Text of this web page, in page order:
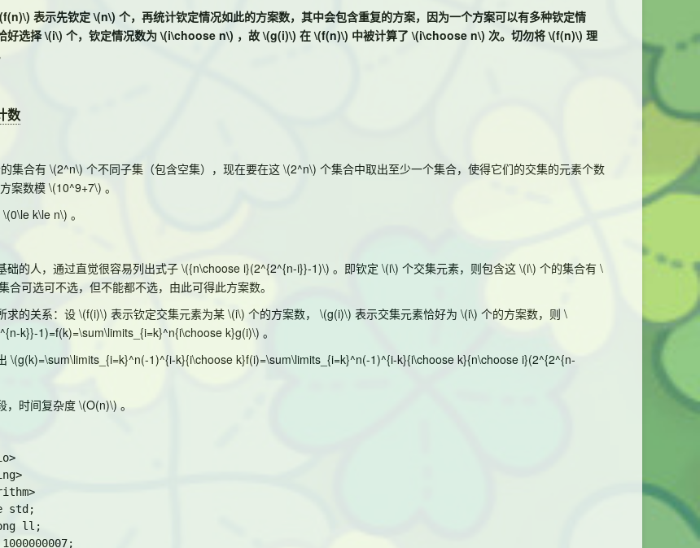
表示先钦定\(n\) 个，再统计钦定情况如此的方案数，其中会包含重复的方案，因为一个方案可以有多种钦定情
好选择\(i\) 个，钦定情况数为\(i\choose n\) ，故\(g(i)\) 在\(f(n)\) 中被计算了\(i\choose n\) 次。切勿将\(f(n)\) 理
数
集合有 \(2^n\) 个不同子集（包含空集），现在要在这 \(2^n\) 个集合中取出至少一个集合，使得它们的交集的元素个数
案数模\(10^9+7\) 。
\(0\le k\le n\) 。
础的人，通过直觉很容易列出式子 \({n\choose i}(2^{2^{n-i}}-1)\) 。即钦定 \(i\) 个交集元素，则包含这 \(i\) 个的集合有 \
合可选可不选，但不能都不选，由此可得此方案数。
求的关系：设 \(f(i)\) 表示钦定交集元素为某 \(i\) 个的方案数， \(g(i)\) 表示交集元素恰好为 \(i\) 个的方案数，则 \
k}}-1)=f(k)=\sum\limits_{i=k}^n{i\choose k}g(i)\) 。
\(g(k)=\sum\limits_{i=k}^n(-1)^{i-k}{i\choose k}f(i)=\sum\limits_{i=k}^n(-1)^{i-k}{i\choose k}{n\choose i}(2^{2^{n-
，时间复杂度 \(O(n)\) 。
std;
ll;